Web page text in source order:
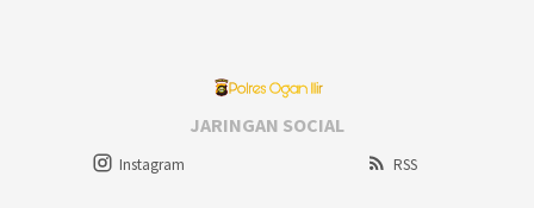
JARINGAN SOCIAL
Instagram RSS